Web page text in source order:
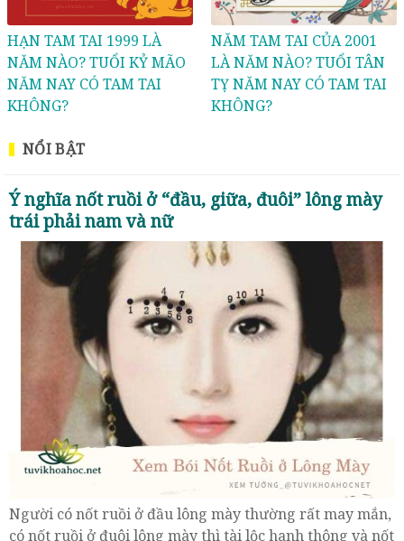
HẠN TAM TAI 1999 LÀ
NĂM NÀO? TUỔI KỶ MÃO
NĂM NAY CÓ TAM TAI
KHÔNG?
NĂM TAM TAI CỦA 2001
LÀ NĂM NÀO? TUỔI TÂN
TỴ NĂM NAY CÓ TAM TAI
KHÔNG?
NỔI BẬT
Ý nghĩa nốt ruồi ở “đầu, giữa, đuôi” lông mày
trái phải nam và nữ
Người có nốt ruồi ở đầu lông mày thường rất may mắn,
có nốt ruồi ở đuôi lông mày thì tài lộc hanh thông và nốt